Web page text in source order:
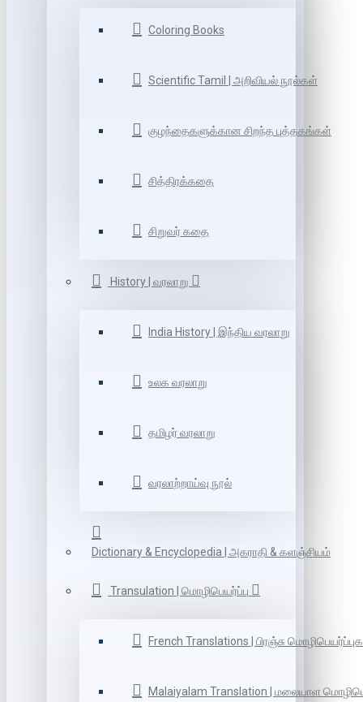
Coloring Books
Scientific Tamil | அறிவியல் நூல்கள்
குழந்தைகளுக்கான சிறந்த புத்தகங்கள்
சித்திரக்கதை
சிறுவர் கதை
History | வரலாறு
India History | இந்திய வரலாறு
உலக வரலாறு
தமிழர் வரலாறு
வரலாற்றாய்வு நூல்
Dictionary & Encyclopedia | அகராதி & களஞ்சியம்
Transulation | மொழிபெயர்ப்பு
French Translations | பிரஞ்சு
Malaiyalam Translation | மலையாள